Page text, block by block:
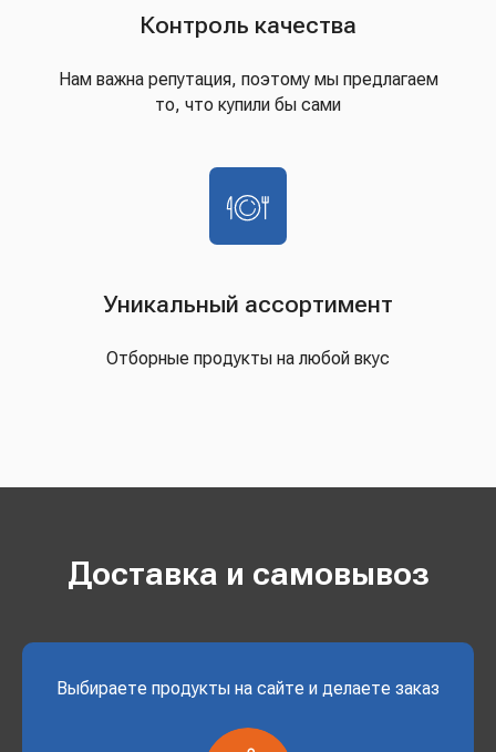
Контроль качества
Нам важна репутация, поэтому мы предлагаем
то, что купили бы сами
Уникальный ассортимент
Отборные продукты на любой вкус
Доставка и самовывоз
Выбираете продукты на сайте и делаете заказ